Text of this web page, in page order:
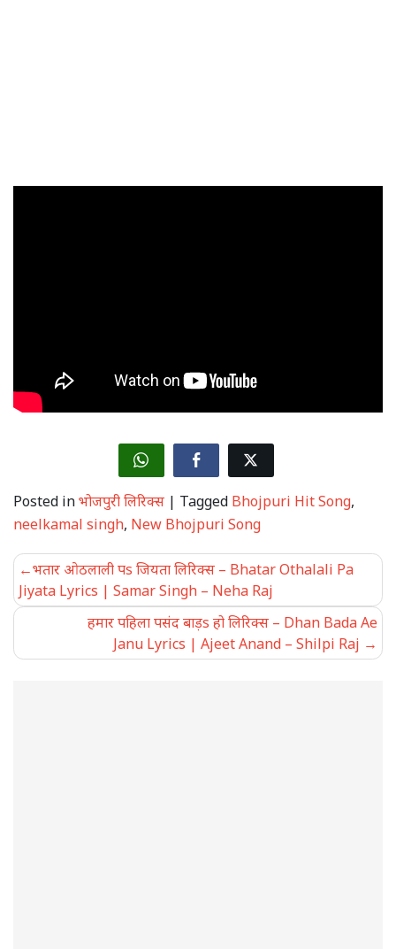
Posted inभोजपुरी लिरिक्स | Tagged Bhojpuri Hit Song,
neelkamal singh, New Bhojpuri Song
Post
navigation
भतार ओठलाली पs जियता लिरिक्स – Bhatar Othalali Pa
Jiyata Lyrics | Samar Singh – Neha Raj
हमार पहिला पसंद बाड़s हो लिरिक्स – Dhan Bada Ae
Janu Lyrics | Ajeet Anand – Shilpi Raj